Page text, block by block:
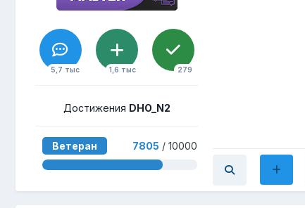
5,7 тыс 1,6 тыс 279
Достижения DHO_N2
Ветеран 7805 / 10000